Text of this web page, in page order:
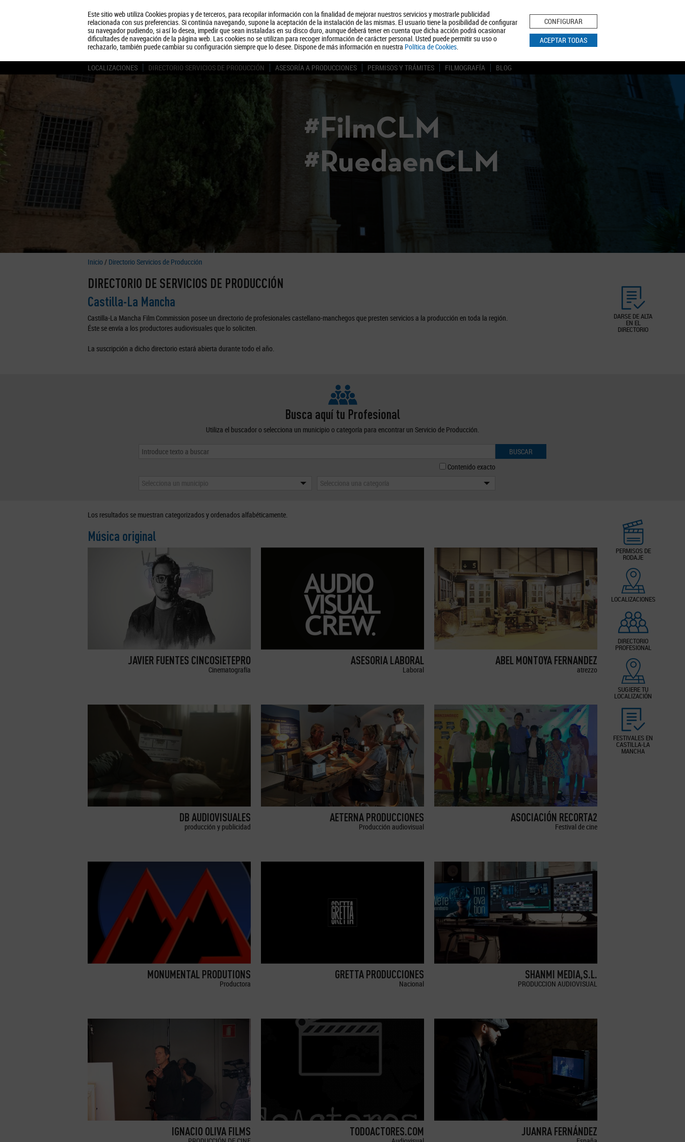
Este sitio web utiliza Cookies propias y de terceros, para recopilar información con la finalidad de mejorar nuestros servicios y mostrarle publicidad
relacionada con sus preferencias. Si continúa navegando, supone la aceptación de la instalación de las mismas. El usuario tiene la posibilidad de configurar
su navegador pudiendo, si así lo desea, impedir que sean instaladas en su disco duro, aunque deberá tener en cuenta que dicha acción podrá ocasionar
dificultades de navegación de la página web. Las cookies no se utilizan para recoger información de carácter personal. Usted puede permitir su uso o
rechazarlo, también puede cambiar su configuración siempre que lo desee. Dispone de más información en nuestra Política de Cookies.
CONFIGURAR
ACEPTAR TODAS
Quiénes somos Turismo Política de Privacidad Aviso Legal Política de Cookies
BUSCAR
LOCALIZACIONES DIRECTORIO SERVICIOS DE PRODUCCIÓN ASESORÍA A PRODUCCIONES PERMISOS Y TRÁMITES FILMOGRAFÍA BLOG
#FilmCLM
#RuedaenCLM
Inicio / Directorio Servicios de Producción
DARSE DE ALTA
EN EL
DIRECTORIO
DIRECTORIO DE SERVICIOS DE PRODUCCIÓN
Castilla-La Mancha
Castilla-La Mancha Film Commission posee un directorio de profesionales castellano-manchegos que presten servicios a la producción en toda la región.
Éste se envía a los productores audiovisuales que lo soliciten.
La suscripción a dicho directorio estará abierta durante todo el año.
Busca aquí tu Profesional
Utiliza el buscador o selecciona un municipio o categoría para encontrar un Servicio de Producción.
BUSCAR
Contenido exacto
Selecciona un municipio
Selecciona una categoría
PERMISOS DE
RODAJE
LOCALIZACIONES
DIRECTORIO
PROFESIONAL
SUGIERE TU
LOCALIZACIÓN
FESTIVALES EN
CASTILLA-LA
MANCHA
Los resultados se muestran categorizados y ordenados alfabéticamente.
Música original
JAVIER FUENTES CINCOSIETEPRO
Cinematografía
ASESORIA LABORAL
Laboral
ABEL MONTOYA FERNANDEZ
atrezzo
DB AUDIOVISUALES
producción y publicidad
AETERNA PRODUCCIONES
Producción audiovisual
ASOCIACIÓN RECORTA2
Festival de cine
MONUMENTAL PRODUTIONS
Productora
GRETTA PRODUCCIONES
Nacional
SHANMI MEDIA,S.L.
PRODUCCION AUDIOVISUAL
IGNACIO OLIVA FILMS TODOACTORES.COM JUANRA FERNÁNDEZ